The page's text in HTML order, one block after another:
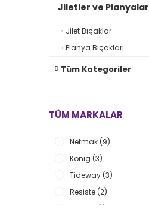
Jiletler ve Planyalar
Jilet Bıçaklar
Planya Bıçakları
Tüm Kategoriler
TÜM MARKALAR
Netmak (9)
König (3)
Tideway (3)
Resiste (2)
Flamex (1)